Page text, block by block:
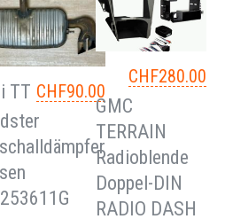
CHF90.00
TT
CHF280.00
GMC
TERRAIN
Radioblende
Doppel-DIN
RADIO DASH